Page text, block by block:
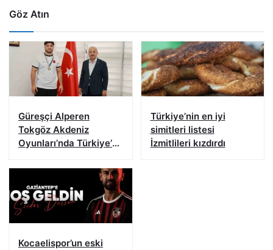
Göz Atın
Güreşçi Alperen
Tokgöz Akdeniz
Oyunları’nda Türkiye’yi
Türkiye’nin en iyi
simitleri listesi
İzmitlileri kızdırdı
Kocaelispor’un eski